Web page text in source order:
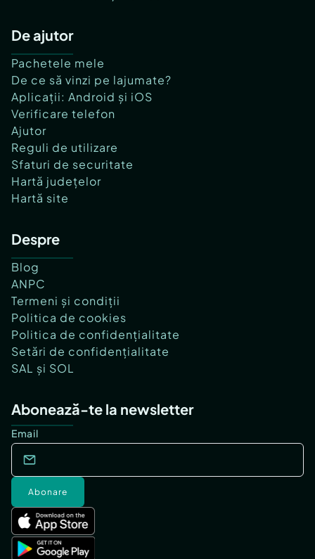
De ajutor
Pachetele mele
De ce să vinzi pe lajumate?
Aplicații: Android și iOS
Verificare telefon
Ajutor
Reguli de utilizare
Sfaturi de securitate
Hartă județelor
Hartă site
Despre
Blog
ANPC
Termeni și condiții
Politica de cookies
Politica de confidențialitate
Setări de confidențialitate
SAL și SOL
Abonează-te la newsletter
Email
Abonare